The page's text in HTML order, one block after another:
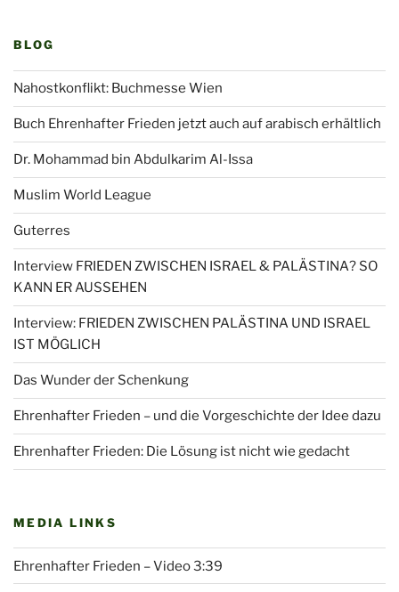
BLOG
Nahostkonflikt: Buchmesse Wien
Buch Ehrenhafter Frieden jetzt auch auf arabisch erhältlich
Dr. Mohammad bin Abdulkarim Al-Issa
Muslim World League
Guterres
Interview FRIEDEN ZWISCHEN ISRAEL & PALÄSTINA? SO
KANN ER AUSSEHEN
Interview: FRIEDEN ZWISCHEN PALÄSTINA UND ISRAEL
IST MÖGLICH
Das Wunder der Schenkung
Ehrenhafter Frieden – und die Vorgeschichte der Idee dazu
Ehrenhafter Frieden: Die Lösung ist nicht wie gedacht
MEDIA LINKS
Ehrenhafter Frieden – Video 3:39